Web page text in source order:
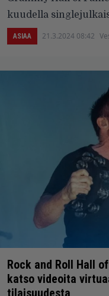
kuudella
ASIAA 21.3.2024 08:42
Rock and Roll Hall
katso videoita
tilaisuudesta